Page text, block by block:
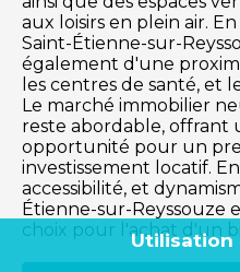
aux loisirs en plein air.
Saint-Étienne-sur-
également d'une
les centres de santé, et
Le marché immobilier
reste abordable, offrant
opportunité pour un
investissement locatif.
accessibilité, et
Étienne-sur-Reyssouze
choix pour l'achat d'un
Utilisation